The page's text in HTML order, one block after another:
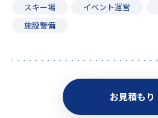
スキー場
イベント運営
施設警備
お見積もり